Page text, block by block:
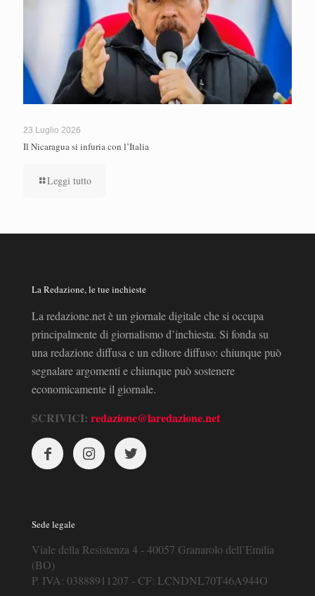
23 Luglio 2026
Il Nicaragua si infuria con l’Italia
Leggi tutto
La Redazione, le tue inchieste
La redazione.net è un giornale digitale che si occupa
principalmente di giornalismo d’inchiesta. Si fonda su
una redazione diffusa e un editore diffuso: chiunque può
segnalare argomenti e chiunque può sostenere
economicamente il giornale.
SCRIVICI: redazione@laredazione.net
Sede legale
Viale della Resistenza 4 - 40057 Granarolo dell’Emilia
(BO)
P. IVA: 03888911207 - CF: LCNDNL70T46A944O